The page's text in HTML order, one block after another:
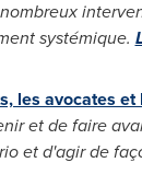
systémique.
les avocates
et de faire
et d'agir de